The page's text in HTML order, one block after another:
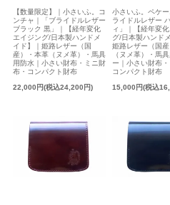
【数量限定】｜小さいふ。コ
ンチャ｜「ブライドルレザー
ブラック 黒」｜【経年変化
エイジング/日本製ハンドメ
イド】｜姫路レザー（国
産）・本革（ヌメ革）・馬具
用防水｜小さい財布・ミニ財
布・コンパクト財布
22,000円(税込24,200円)
小さいふ。ペケ
ライドルレザー
ィ」｜【経年変
グ/日本製ハンド
姫路レザー（国
（ヌメ革）・馬
ー｜小さい財布・
コンパクト財布
15,000円(税込